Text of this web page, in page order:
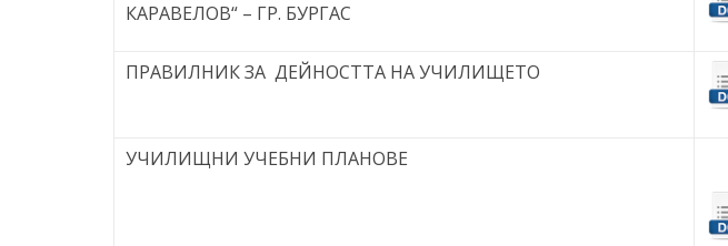
ресурси (ЦРЧР)
КАРАВЕЛОВ“ – ГР. БУРГАС
ПРАВИЛНИК ЗА ДЕЙНОСТTA НА УЧИЛИЩЕТО
УЧИЛИЩНИ УЧЕБНИ ПЛАНОВЕ